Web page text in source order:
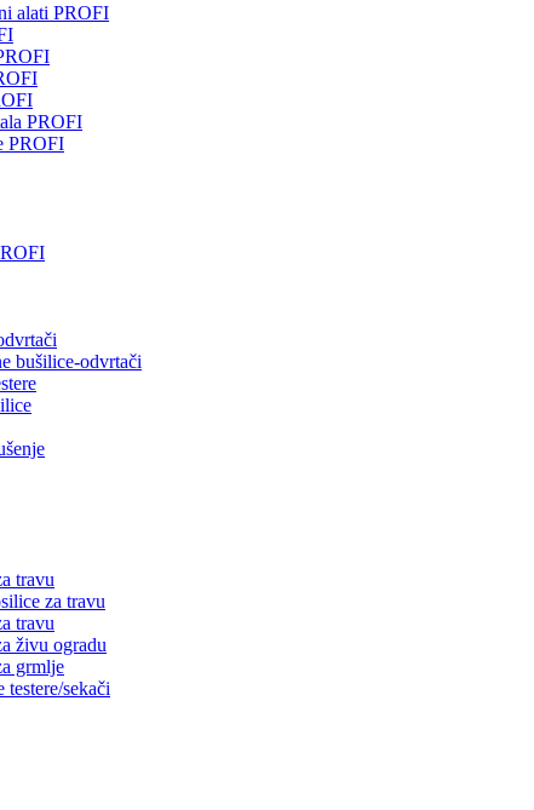
alati PROFI
PROFI
PROFI
bušilice-odvrtači
travu
za travu
travu
živu ogradu
grmlje
sekači